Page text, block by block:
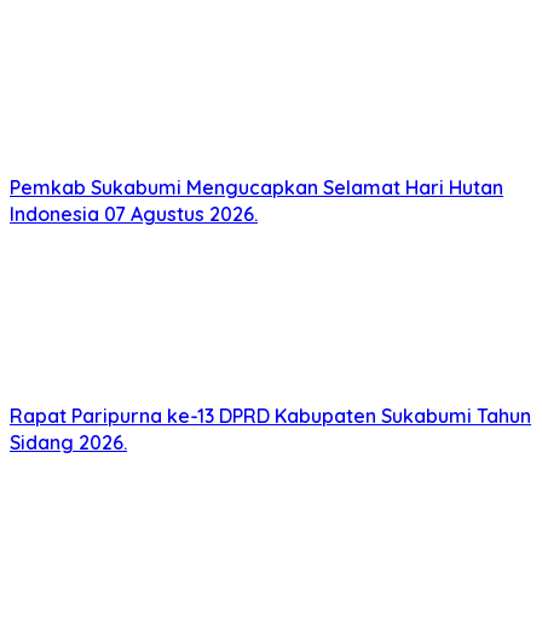
Pemkab Sukabumi Mengucapkan Selamat Hari Hutan
Indonesia 07 Agustus 2026.
Rapat Paripurna ke-13 DPRD Kabupaten Sukabumi Tahun
Sidang 2026.